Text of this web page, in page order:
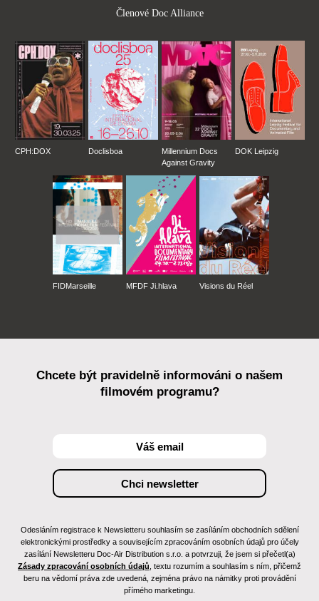
Členové Doc Alliance
CPH:DOX Doclisboa
Millennium Docs
Against Gravity
DOK Leipzig
FIDMarseille MFDF Ji.hlava Visions du Réel
Chcete být pravidelně informováni o našem
filmovém programu?
Odesláním registrace k Newsletteru souhlasím se zasíláním obchodních sdělení
elektronickými prostředky a souvisejícím zpracováním osobních údajů pro účely
zasílání Newsletteru Doc-Air Distribution s.r.o. a potvrzuji, že jsem si přečetl(a)
Zásady zpracování osobních údajů , textu rozumím a souhlasím s ním, přičemž
beru na vědomí práva zde uvedená, zejména právo na námitky proti provádění
přímého marketingu.